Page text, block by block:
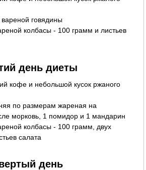
говядины
колбасы - 100 грамм и листьев
день диеты
кофе и небольшой кусок ржаного
по размерам жареная на
морковь, 1 помидор и 1 мандарин
колбасы - 100 грамм, двух
салата
день